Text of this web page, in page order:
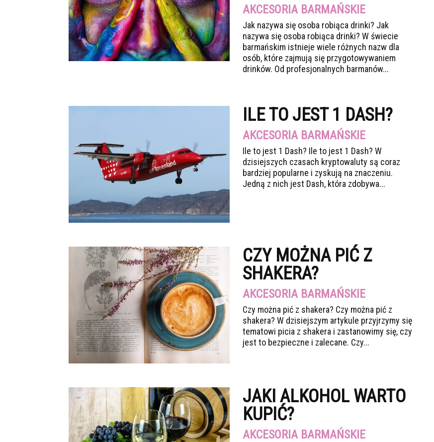
AKCESORIA BARMAŃSKIE
Jak nazywa się osoba robiąca drinki? Jak
nazywa się osoba robiąca drinki? W świecie
barmańskim istnieje wiele różnych nazw dla
osób, które zajmują się przygotowywaniem
drinków. Od profesjonalnych barmanów...
ILE TO JEST 1 DASH?
AKCESORIA BARMAŃSKIE
Ile to jest 1 Dash? Ile to jest 1 Dash? W
dzisiejszych czasach kryptowaluty są coraz
bardziej popularne i zyskują na znaczeniu.
Jedną z nich jest Dash, która zdobywa...
CZY MOŻNA PIĆ Z
SHAKERA?
AKCESORIA BARMAŃSKIE
Czy można pić z shakera? Czy można pić z
shakera? W dzisiejszym artykule przyjrzymy się
tematowi picia z shakera i zastanowimy się, czy
jest to bezpieczne i zalecane. Czy...
JAKI ALKOHOL WARTO
KUPIĆ?
AKCESORIA BARMAŃSKIE